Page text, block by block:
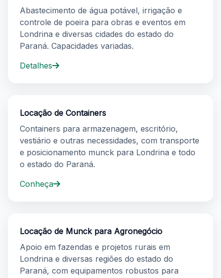
Abastecimento de água potável, irrigação e
controle de poeira para obras e eventos em
Londrina e diversas cidades do estado do
Paraná. Capacidades variadas.
Detalhes
Locação de Containers
Containers para armazenagem, escritório,
vestiário e outras necessidades, com transporte
e posicionamento munck para Londrina e todo
o estado do Paraná.
Conheça
Locação de Munck para Agronegócio
Apoio em fazendas e projetos rurais em
Londrina e diversas regiões do estado do
Paraná, com equipamentos robustos para